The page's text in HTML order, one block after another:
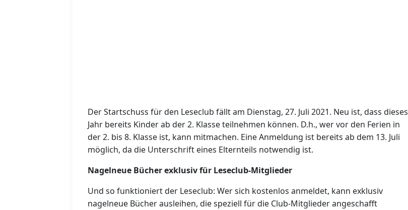
Der Startschuss für den Leseclub fällt am Dienstag, 27. Juli 2021. Neu ist, dass dieses
Jahr bereits Kinder ab der 2. Klasse teilnehmen können. D.h., wer vor den Ferien in
der 2. bis 8. Klasse ist, kann mitmachen. Eine Anmeldung ist bereits ab dem 13. Juli
möglich, da die Unterschrift eines Elternteils notwendig ist.
Nagelneue Bücher exklusiv für Leseclub-Mitglieder
Und so funktioniert der Leseclub: Wer sich kostenlos anmeldet, kann exklusiv
nagelneue Bücher ausleihen, die speziell für die Club-Mitglieder angeschafft
Bauleiter (m/w/d)